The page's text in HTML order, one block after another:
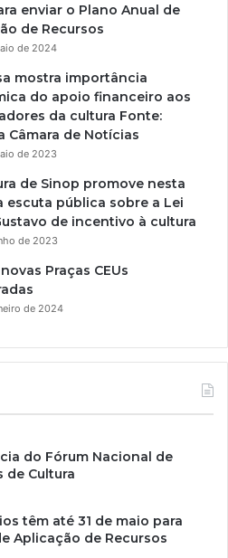
enviar o Plano Anual de
de Recursos
de 2024
mostra importância
do apoio financeiro aos
da cultura Fonte:
Câmara de Notícias
de 2023
de Sinop promove nesta
escuta pública sobre a Lei
de incentivo à cultura
de 2023
Praças CEUs
de 2024
do Fórum Nacional de
de Cultura
têm até 31 de maio para
Aplicação de Recursos